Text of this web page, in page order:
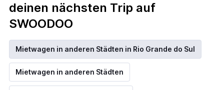
deinen nächsten Trip auf
SWOODOO
Mietwagen in anderen Städten in Rio Grande do Sul
Mietwagen in anderen Städten